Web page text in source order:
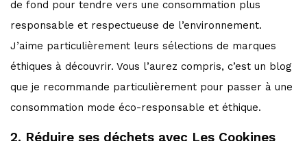
de fond pour tendre vers une consommation plus
responsable et respectueuse de l’environnement.
J’aime particulièrement leurs sélections de marques
éthiques à découvrir. Vous l’aurez compris, c’est un blog
que je recommande particulièrement pour passer à une
consommation mode éco-responsable et éthique.
2. Réduire ses déchets avec Les Cookines